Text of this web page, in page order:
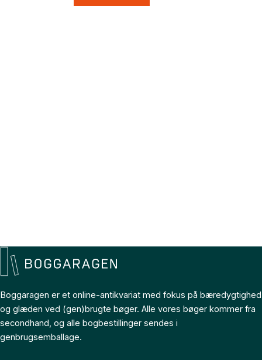
Boggaragen er et online-antikvariat med fokus på bæredygtighed
og glæden ved (gen)brugte bøger. Alle vores bøger kommer fra
secondhand, og alle bogbestillinger sendes i
genbrugsemballage.